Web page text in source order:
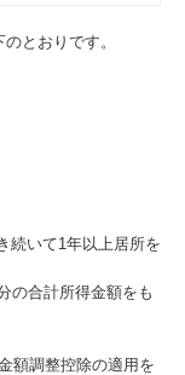
とおりです。
続いて1年以上居所を
の合計所得金額をも
調整控除の適用を